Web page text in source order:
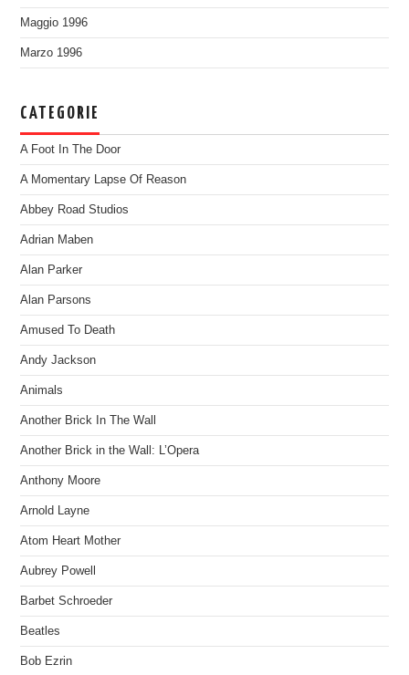
Maggio 1996
Marzo 1996
CATEGORIE
A Foot In The Door
A Momentary Lapse Of Reason
Abbey Road Studios
Adrian Maben
Alan Parker
Alan Parsons
Amused To Death
Andy Jackson
Animals
Another Brick In The Wall
Another Brick in the Wall: L’Opera
Anthony Moore
Arnold Layne
Atom Heart Mother
Aubrey Powell
Barbet Schroeder
Beatles
Bob Ezrin